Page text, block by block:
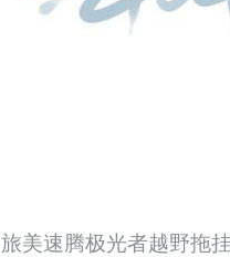
旅美速腾极光者越野拖